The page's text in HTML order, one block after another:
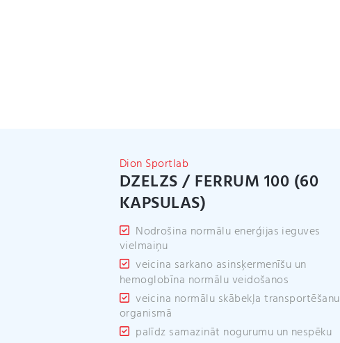
Dion Sportlab
DZELZS / FERRUM 100 (60
KAPSULAS)
Nodrošina normālu enerģijas ieguves
vielmaiņu
veicina sarkano asinsķermenīšu un
hemoglobīna normālu veidošanos
veicina normālu skābekļa transportēšanu
organismā
palīdz samazināt nogurumu un nespēku